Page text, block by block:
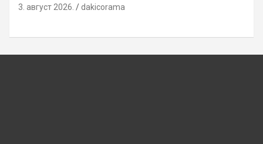
3. август 2026. dakicorama